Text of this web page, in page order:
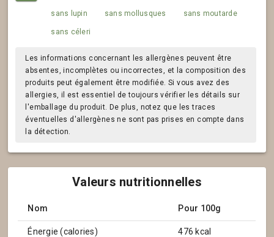
sans lupin sans mollusques sans moutarde
sans céleri
Les informations concernant les allergènes peuvent être
absentes, incomplètes ou incorrectes, et la composition des
produits peut également être modifiée. Si vous avez des
allergies, il est essentiel de toujours vérifier les détails sur
l'emballage du produit. De plus, notez que les traces
éventuelles d'allergènes ne sont pas prises en compte dans
la détection.
Valeurs nutritionnelles
Nom Pour 100g
Énergie (calories) 476 kcal